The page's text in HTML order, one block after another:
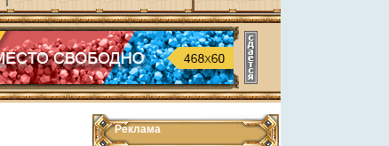
Реклама